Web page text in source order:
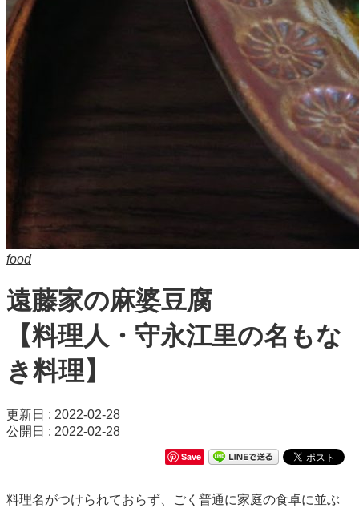
food
遠藤家の麻婆豆腐
【料理人・守永江里の名もな
き料理】
更新日 : 2022-02-28
公開日 : 2022-02-28
Save
料理名がつけられておらず、ごく普通に家庭の食卓に並ぶ